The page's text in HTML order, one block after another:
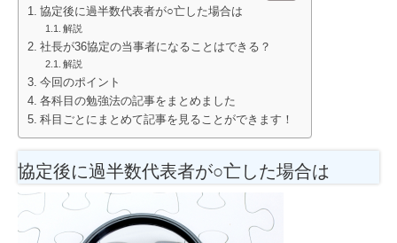
協定後に過半数代表者が○亡した場合は
解説
社長が36協定の当事者になることはできる？
解説
今回のポイント
各科目の勉強法の記事をまとめました
科目ごとにまとめて記事を見ることができます！
協定後に過半数代表者が○亡した場合は